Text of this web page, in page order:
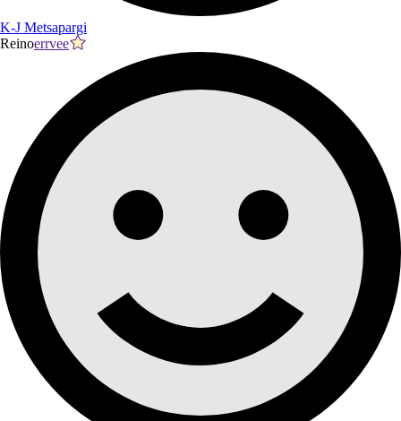
K-J Metsapargi
Reinoerrvee